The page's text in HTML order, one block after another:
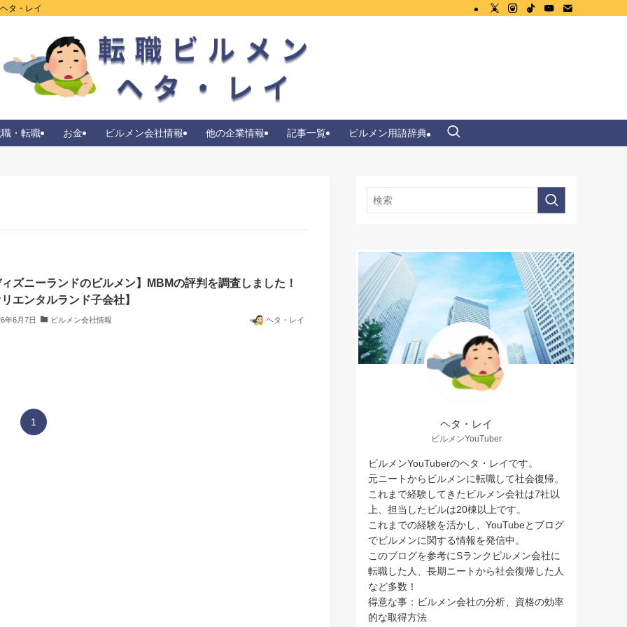
タ・レイ
・転職 お金 ビルメン会社情報 他の企業情報 記事一覧 ビルメン用語辞典
ズニーランドのビルメン】MBMの評判を調査しました！
エンタルランド子会社】
年6月7日 ビルメン会社情報 ヘタ・レイ
1 ヘタ・レイ
ビルメンYouTuber
ビルメンYouTuberのヘタ・レイです。
元ニートからビルメンに転職して社会復帰。
これまで経験してきたビルメン会社は7社以
上、担当したビルは20棟以上です。
これまでの経験を活かし、YouTubeとブログ
でビルメンに関する情報を発信中。
このブログを参考にSランクビルメン会社に
転職した人、長期ニートから社会復帰した人
など多数！
得意な事：ビルメン会社の分析、資格の効率
的な取得方法